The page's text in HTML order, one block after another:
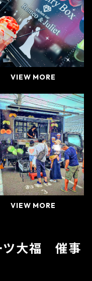
VIEW MORE
VIEW MORE
ツ大福 催事